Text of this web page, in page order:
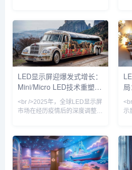
尺寸商用显示器的成本拉低至传
统方案的60%。与此同时，Mini
LED背光技术加速向中端市场渗
透，75英寸电视价格首次跌破
万元大关。行业分析师指出，这
不仅是像素间距的缩小，更意味
着LED显示从“户外广告牌”向“超
高清家庭影院”的边界消融。<br
元
上
加
脑
超
星
代
LED显示屏迎爆发式增长：
Mini/Micro LED技术重塑千
亿市场格局
<br />2025年，全球LED显示屏
市场在经历疫情后的深度调整期
规模已突破1500亿元人民币，
同比增长18.6%，其中小间距及
Micro LED产品增速高达45%，
成为拉动市场增长的核心引擎。
示
升
动
方